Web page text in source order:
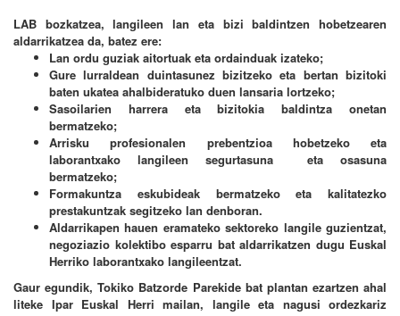
LAB bozkatzea, langileen lan eta bizi baldintzen hobetzearen
aldarrikatzea da, batez ere:
Lan ordu guziak aitortuak eta ordainduak izateko;
Gure lurraldean duintasunez bizitzeko eta bertan bizitoki
baten ukatea ahalbideratuko duen lansaria lortzeko;
Sasoilarien harrera eta bizitokia baldintza onetan
bermatzeko;
Arrisku profesionalen prebentzioa hobetzeko eta
laborantxako langileen segurtasuna eta osasuna
bermatzeko;
Formakuntza eskubideak bermatzeko eta kalitatezko
prestakuntzak segitzeko lan denboran.
Aldarrikapen hauen eramateko sektoreko langile guzientzat,
negoziazio kolektibo esparru bat aldarrikatzen dugu Euskal
Herriko laborantxako langileentzat.
Gaur egundik, Tokiko Batzorde Parekide bat plantan ezartzen ahal
liteke Ipar Euskal Herri mailan, langile eta nagusi ordezkariz